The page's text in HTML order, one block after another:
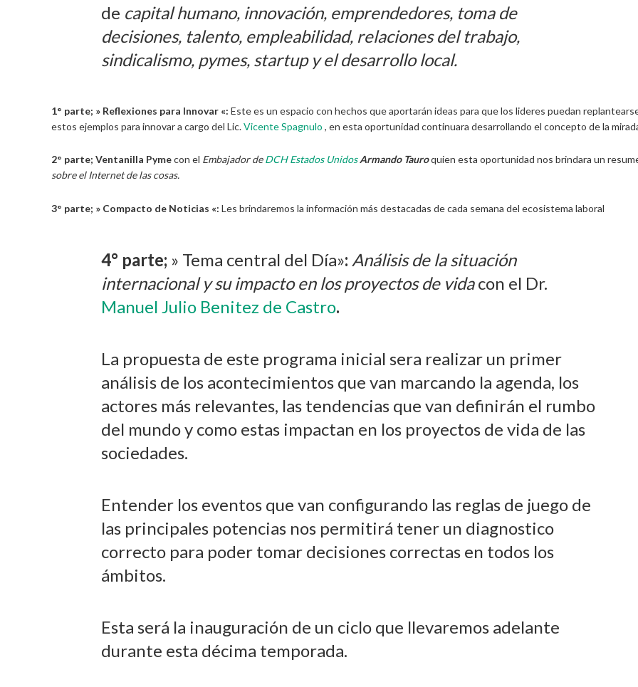
de capital humano, innovación, emprendedores, toma de
decisiones, talento, empleabilidad, relaciones del trabajo,
sindicalismo, pymes, startup y el desarrollo local.
1° parte; » Reflexiones para Innovar «: Este es un espacio con hechos que aportarán ideas para que los lideres puedan
estos ejemplos para innovar a cargo del Lic.Vicente Spagnulo , en esta oportunidad continuara desarrollando el concepto de la
2° parte; Ventanilla Pymecon el Embajador deDCH Estados Unidos Armando Tauroquien esta oportunidad nos brindara un
sobre el Internet de las cosas.
3° parte; » Compacto de Noticias «: Les brindaremos la información más destacadas de cada semana del ecosistema laboral
4° parte; » Tema central del Día»: Análisis de la situación
internacional y su impacto en los proyectos de vidacon el Dr.
Manuel Julio Benitez de Castro.
La propuesta de este programa inicial sera realizar un primer
análisis de los acontecimientos que van marcando la agenda, los
actores más relevantes, las tendencias que van definirán el rumbo
del mundo y como estas impactan en los proyectos de vida de las
sociedades.
Entender los eventos que van configurando las reglas de juego de
las principales potencias nos permitirá tener un diagnostico
correcto para poder tomar decisiones correctas en todos los
ámbitos.
Esta será la inauguración de un ciclo que llevaremos adelante
durante esta décima temporada.